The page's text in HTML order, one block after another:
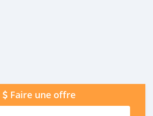
Faire une offre